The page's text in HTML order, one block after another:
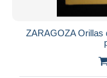
ZARAGOZA Orillas